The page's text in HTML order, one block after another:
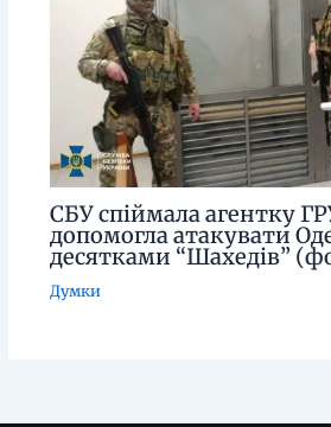
СБУ спіймала агентку
допомогла атакувати
десятками “Шахедів”
Думки